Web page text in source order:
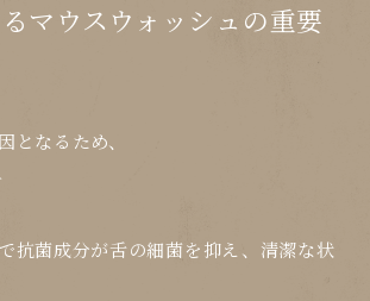
マウスウォッシュの重要
となるため、
抗菌成分が舌の細菌を抑え、清潔な状